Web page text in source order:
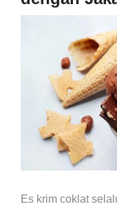
Es krim coklat